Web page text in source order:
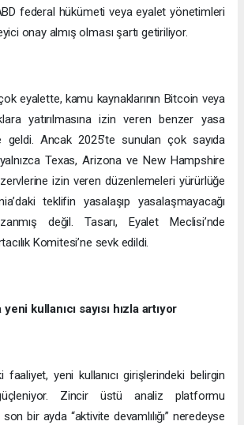
ABD federal hükümeti veya eyalet yönetimleri
onay almış olması şartı getiriliyor.
eyalette, kamu kaynaklarının Bitcoin veya
yatırılmasına izin veren benzer yasa
geldi. Ancak 2025’te sunulan çok sayıda
Texas, Arizona ve New Hampshire
izin veren düzenlemeleri yürürlüğe
teklifin yasalaşıp yasalaşmayacağı
değil. Tasarı, Eyalet Meclisi’nde
Komitesi’ne sevk edildi.
kullanıcı sayısı hızla artıyor
faaliyet, yeni kullanıcı girişlerindeki belirgin
Zincir üstü analiz platformu
bir ayda “aktivite devamlılığı” neredeyse